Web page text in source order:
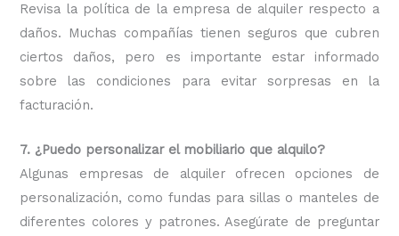
Revisa la política de la empresa de alquiler respecto a
daños. Muchas compañías tienen seguros que cubren
ciertos daños, pero es importante estar informado
sobre las condiciones para evitar sorpresas en la
facturación.
7. ¿Puedo personalizar el mobiliario que alquilo?
Algunas empresas de alquiler ofrecen opciones de
personalización, como fundas para sillas o manteles de
diferentes colores y patrones. Asegúrate de preguntar